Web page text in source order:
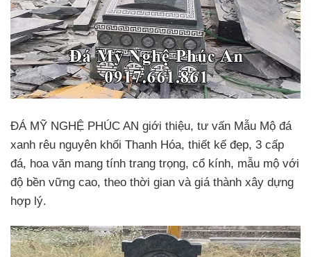
ĐÁ MỸ NGHỆ PHÚC AN giới thiệu, tư vấn Mẫu Mộ đá
xanh rêu nguyên khối Thanh Hóa, thiết kế đẹp, 3 cấp
đá, hoa văn mang tính trang trọng, cổ kính, mẫu mộ với
độ bền vững cao, theo thời gian và giá thành xây dựng
hợp lý.